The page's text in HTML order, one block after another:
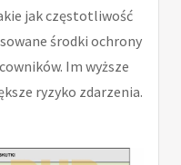
jak częstotliwość
środki ochrony
Im wyższe
ryzyko zdarzenia.